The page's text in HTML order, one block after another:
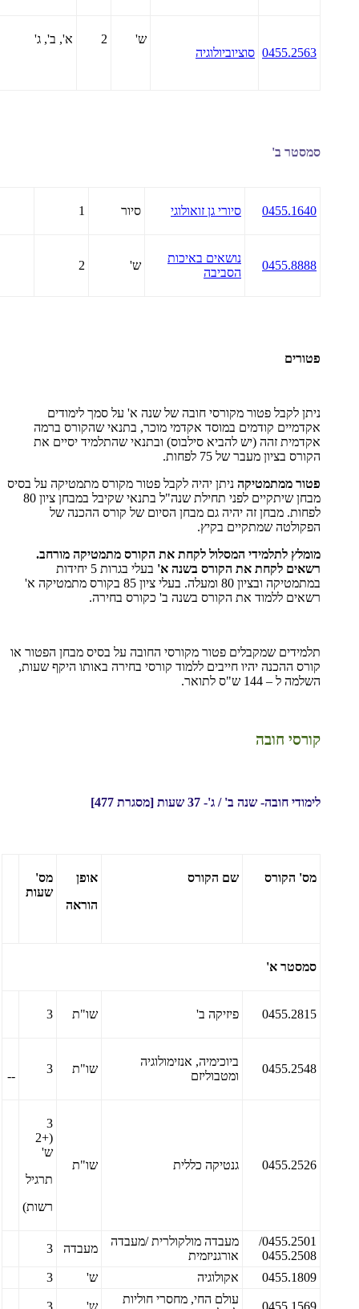
א', ב', ג' 2
ש'
סוציוביולוגיה 0455.2563
סמסטר ב'
1 סיור סיורי גן זואולוגי 0455.1640
2 ש'
נושאים באיכות
הסביבה
0455.8888
פטורים
ניתן לקבל פטור מקורסי חובה של שנה א' על סמך לימודים
אקדמיים קודמים במוסד אקדמי מוכר, בתנאי שהקורס ברמה
אקדמית זהה (יש להביא סילבוס) ובתנאי שהתלמיד יסיים את
הקורס בציון מעבר של 75 לפחות.
פטור ממתמטיקה ניתן יהיה לקבל פטור מקורס מתמטיקה על בסיס
מבחן שיתקיים לפני תחילת שנה"ל בתנאי שקיבל במבחן ציון 80
לפחות. מבחן זה יהיה גם מבחן הסיום של קורס ההכנה של
הפקולטה שמתקיים בקיץ.
מומלץ לתלמידי המסלול לקחת את הקורס מתמטיקה מורחב.
רשאים לקחת את הקורס בשנה א'
בעלי בגרות 5 יחידות
במתמטיקה ובציון 80 ומעלה. בעלי ציון 85 בקורס מתמטיקה א'
רשאים ללמוד את הקורס בשנה ב' כקורס בחירה.
תלמידים שמקבלים פטור מקורסי החובה על בסיס מבחן הפטור או
קורס ההכנה יהיו חייבים ללמוד קורסי בחירה באותו היקף שעות,
השלמה ל – 144 ש"ס לתואר.
קורסי חובה
לימודי חובה- שנה ב' / ג'- 37 שעות [מסגרת 477]
מס'
שעות
אופן
הוראה
שם הקורס מס' הקורס
סמסטר א'
3 שו"ת פיזיקה ב' 0455.2815
--
3 שו"ת
ביוכימיה, אנזימולוגיה
ומטבוליזם
0455.2548
3
(+2
ש'
תרגיל
רשות)
שו"ת גנטיקה כללית 0455.2526
3 מעבדה
מעבדה מולקולרית /מעבדה
אורגניזמית
0455.2501/
0455.2508
3
ש' אקולוגיה 0455.1809
עולם החי, מחסרי חוליות